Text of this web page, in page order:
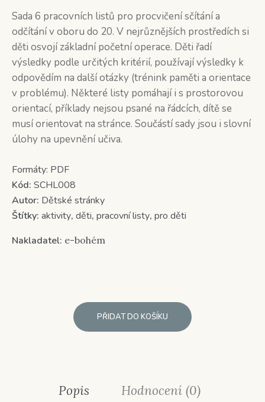
Sada 6 pracovních listů pro procvičení sčítání a
odčítání v oboru do 20. V nejrůznějších prostředích si
děti osvojí základní početní operace. Děti řadí
výsledky podle určitých kritérií, používají výsledky k
odpovědím na další otázky (trénink paměti a orientace
v problému). Některé listy pomáhají i s prostorovou
orientací, příklady nejsou psané na řádcích, dítě se
musí orientovat na stránce. Součástí sady jsou i slovní
úlohy na upevnění učiva.
Formáty: PDF
Kód: SCHL008
Autor: Dětské stránky
Štítky: aktivity, děti, pracovní listy, pro děti
Nakladatel: e-bohém
PŘIDAT DO KOŠÍKU
Popis Hodnocení (0)